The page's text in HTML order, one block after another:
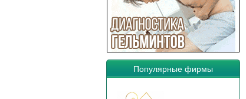
Популярные фирмы